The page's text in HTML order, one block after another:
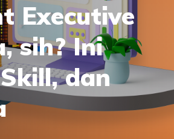
Executive
sih? Ini
dan